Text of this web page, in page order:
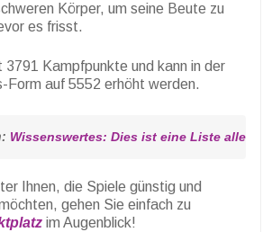
Körper, um seine Beute zu
es frisst.
3791 Kampfpunkte und kann in der
Form auf 5552 erhöht werden.
Wissenswertes: Dies ist eine Liste aller
Ihnen, die Spiele günstig und
gehen Sie einfach zu
im Augenblick!